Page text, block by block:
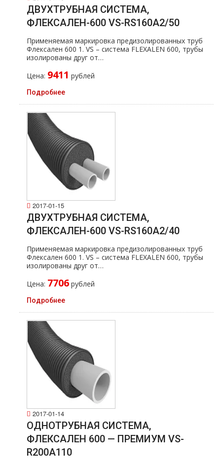
ДВУХТРУБНАЯ СИСТЕМА,
ФЛЕКСАЛЕН-600 VS-RS160A2/50
Применяемая маркировка предизолированных тpуб
Флексален 600 1. VS – система FLEXALEN 600, тpубы
изолированы друг от…
Цена: 9411 рублей
Подробнее
2017-01-15
ДВУХТРУБНАЯ СИСТЕМА,
ФЛЕКСАЛЕН-600 VS-RS160A2/40
Применяемая маркировка предизолированных тpуб
Флексален 600 1. VS – система FLEXALEN 600, тpубы
изолированы друг от…
Цена: 7706 рублей
Подробнее
2017-01-14
ОДНОТРУБНАЯ СИСТЕМА,
ФЛЕКСАЛЕН 600 — ПРЕМИУМ VS-
R200A110